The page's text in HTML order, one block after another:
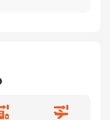
Informacje
Odległość
Odległość